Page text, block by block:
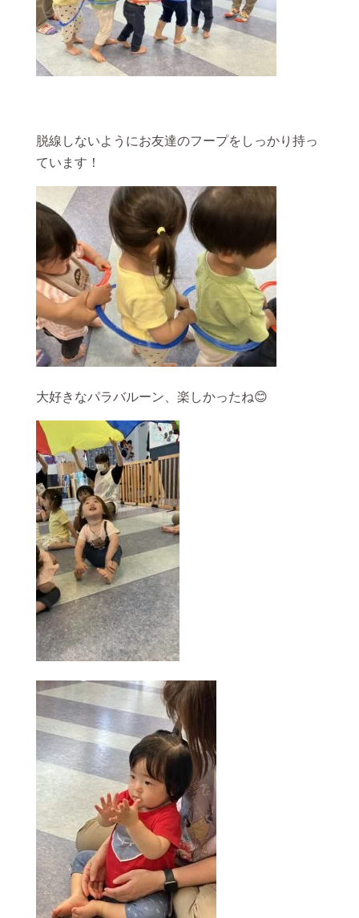
脱線しないようにお友達のフープをしっかり持っ
ています！
大好きなパラバルーン、楽しかったね😊